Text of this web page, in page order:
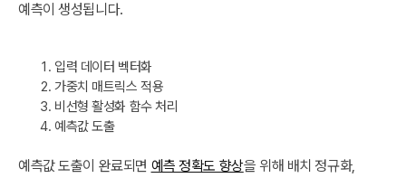
예측이 생성됩니다.
입력 데이터 벡터화
가중치 매트릭스 적용
비선형 활성화 함수 처리
예측값 도출
예측값 도출이 완료되면 예측 정확도 향상을 위해 배치 정규화,